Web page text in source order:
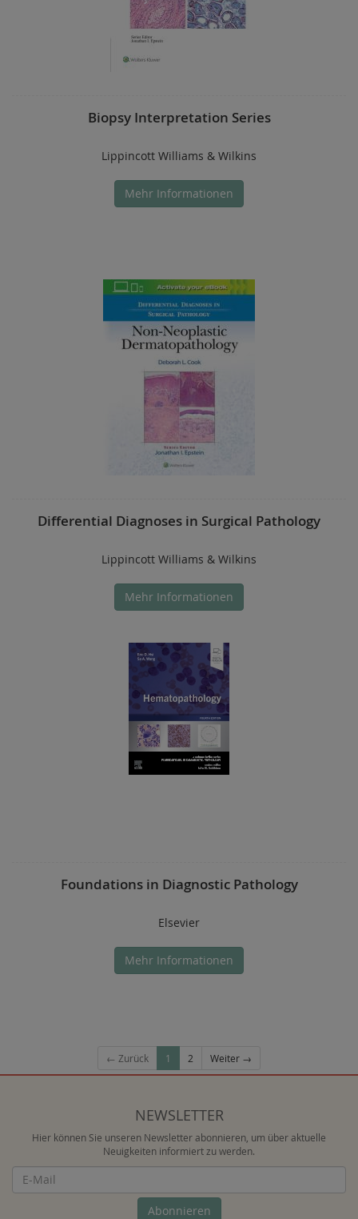
Biopsy Interpretation Series
Lippincott Williams & Wilkins
Mehr Informationen
Differential Diagnoses in Surgical Pathology
Lippincott Williams & Wilkins
Mehr Informationen
Foundations in Diagnostic Pathology
Elsevier
Mehr Informationen
← Zurück 1 2 Weiter →
NEWSLETTER
Hier können Sie unseren Newsletter abonnieren, um über aktuelle
Neuigkeiten informiert zu werden.
Abonnieren